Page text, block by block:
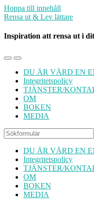
Hoppa till innehåll
Rensa ut & Lev lättare
Inspiration att rensa ut i
Slå
mobilmenyn
Slå
på/av
sökfältet
DU ÄR VÄRD EN
Integritetspolicy
TJÄNSTER/
OM
BOKEN
MEDIA
DU ÄR VÄRD EN
Integritetspolicy
TJÄNSTER/
OM
BOKEN
MEDIA